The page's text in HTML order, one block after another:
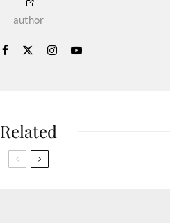
author
Related